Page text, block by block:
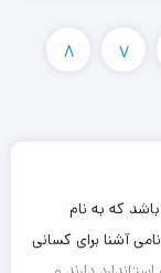
7
8
که به نام
آشنا برای کسانی